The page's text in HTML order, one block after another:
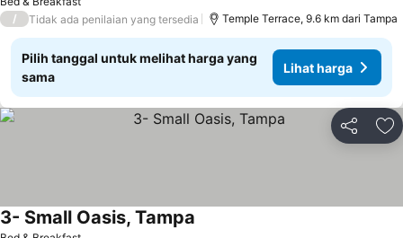
/
Tidak ada penilaian yang tersedia Temple Terrace, 9.6 km dari Tampa
Pilih tanggal untuk melihat harga yang
sama
Lihat harga
Bagikan
3- Small Oasis, Tampa